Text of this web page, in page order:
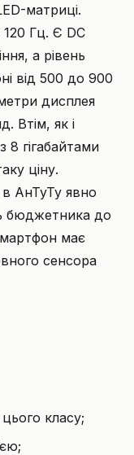
матриці.
Гц. Є DC
а рівень
від 500 до 900
дисплея
Втім, як і
гігабайтами
ціну.
в АнТуТу явно
бюджетника до
має
сенсора
класу;